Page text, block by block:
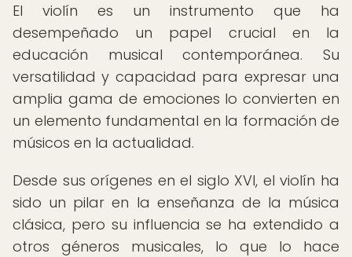
El violín es un instrumento que ha
desempeñado un papel crucial en la
educación musical contemporánea. Su
versatilidad y capacidad para expresar una
amplia gama de emociones lo convierten en
un elemento fundamental en la formación de
músicos en la actualidad.
Desde sus orígenes en el siglo XVI, el violín ha
sido un pilar en la enseñanza de la música
clásica, pero su influencia se ha extendido a
otros géneros musicales, lo que lo hace